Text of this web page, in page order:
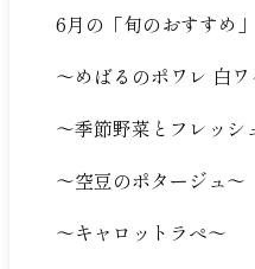
6月の「旬のおすすめ
～めばるのポワレ 白
～季節野菜とフレッシ
～空豆のポタージュ～
～キャロットラぺ～